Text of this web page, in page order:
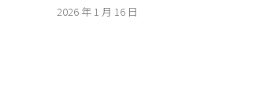
2026 年 1 月 16 日